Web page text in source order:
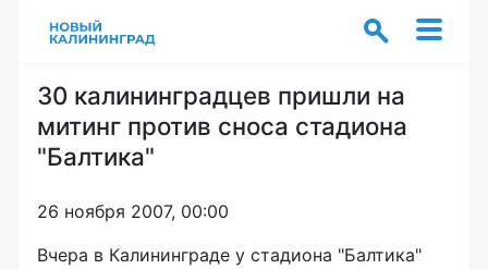
30 калининградцев пришли на
митинг против сноса стадиона
"Балтика"
26 ноября 2007, 00:00
Вчера в Калининграде у стадиона "Балтика"